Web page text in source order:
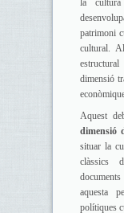
la
patrimoni
cultural.
dimensió
Aquest
dimensió
situar la
clàssics
aquesta
polítiques